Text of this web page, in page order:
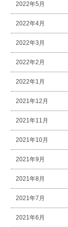
2022年5月
2022年4月
2022年3月
2022年2月
2022年1月
2021年12月
2021年11月
2021年10月
2021年9月
2021年8月
2021年7月
2021年6月